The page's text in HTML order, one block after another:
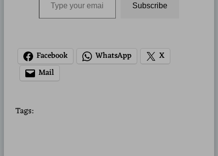
Subscribe
Facebook WhatsApp
X
Mail
Tags: